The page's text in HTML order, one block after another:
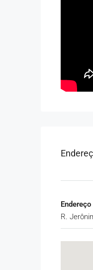
Endereço
R.